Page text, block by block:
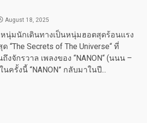
August 18, 2025
นุ่มนักเดินทางเป็นหนุ่มฮอตสุดร้อนแรง
“The Secrets of The Universe“ ที่
งจักรวาล เพลงของ “NANON“ (นนน –
ครั้งนี้ “NANON” กลับมาในปี...